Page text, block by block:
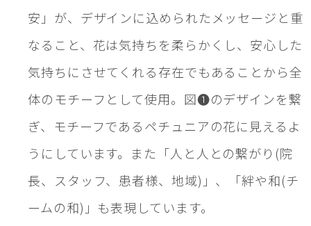
安」が、デザインに込められたメッセージと重
なること、花は気持ちを柔らかくし、安心した
気持ちにさせてくれる存在でもあることから全
体のモチーフとして使用。図❶のデザインを繋
ぎ、モチーフであるペチュニアの花に見えるよ
うにしています。また「人と人との繋がり(院
長、スタッフ、患者様、地域)」、「絆や和(チ
ームの和)」も表現しています。